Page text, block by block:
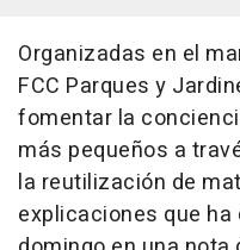
Organizadas en el
FCC Parques y
fomentar la
más pequeños a
la reutilización de
explicaciones que